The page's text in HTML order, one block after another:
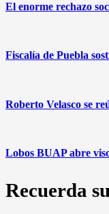
El enorme rechazo
Fiscalía de Puebla
Roberto Velasco se
Lobos BUAP abre
Recuerda